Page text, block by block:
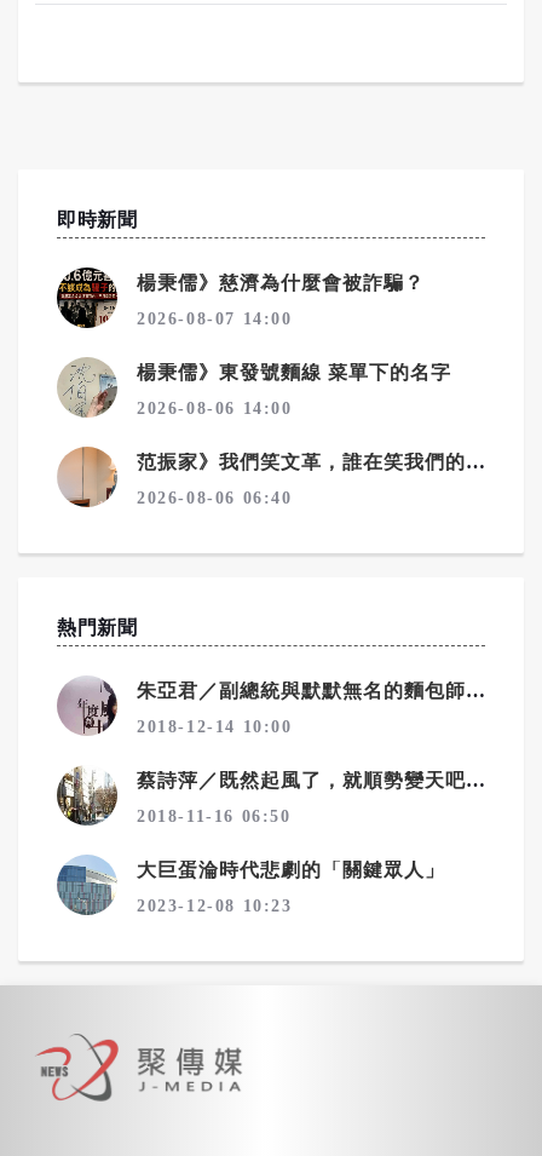
即時新聞
楊秉儒》慈濟為什麼會被詐騙？
2026-08-07 14:00
楊秉儒》東發號麵線 菜單下的名字
2026-08-06 14:00
范振家》我們笑文革，誰在笑我們的教改？
2026-08-06 06:40
熱門新聞
朱亞君／副總統與默默無名的麵包師傅
2018-12-14 10:00
蔡詩萍／既然起風了，就順勢變天吧！一個勉強算文化人的感觸
2018-11-16 06:50
大巨蛋淪時代悲劇的「關鍵眾人」
2023-12-08 10:23